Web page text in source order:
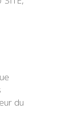
du